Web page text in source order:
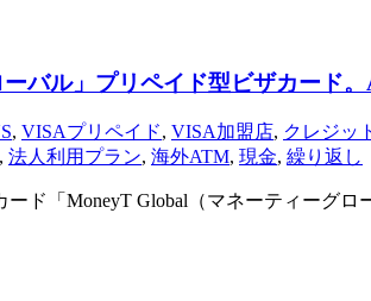
バル」プリペイド型ビザカード
, VISAプリペイド, VISA加盟店, クレジッ
, 法人利用プラン, 海外ATM, 現金, 繰り返し
ド「MoneyT Global（マネーティーグ